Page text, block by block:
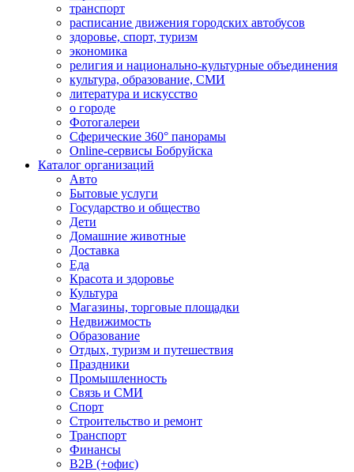
транспорт
расписание движения городских автобусов
здоровье, спорт, туризм
экономика
религия и национально-культурные объединения
культура, образование, СМИ
литература и искусство
о городе
Фотогалереи
Сферические 360° панорамы
Online-сервисы Бобруйска
Каталог организаций
Авто
Бытовые услуги
Государство и общество
Дети
Домашние животные
Доставка
Еда
Красота и здоровье
Культура
Магазины, торговые площадки
Недвижимость
Образование
Отдых, туризм и путешествия
Праздники
Промышленность
Связь и СМИ
Спорт
Строительство и ремонт
Транспорт
Финансы
B2B (+офис)